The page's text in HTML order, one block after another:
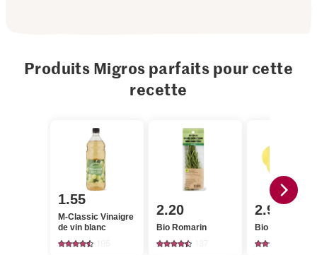
Produits Migros parfaits pour cette
recette
1.55
M-Classic Vinaigre
de vin blanc
2.20
Bio Romarin
2.95
Bio Citrons